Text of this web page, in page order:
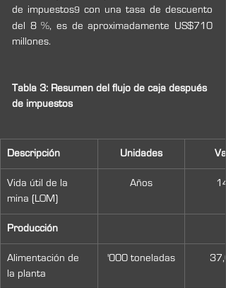
de impuestos9 con una tasa de descuento
del 8 %, es de aproximadamente US$710
millones.
Tabla 3: Resumen del flujo de caja después
de impuestos
Descripción Unidades
Vida útil de la
mina (LOM)
Años
Producción
Alimentación de
la planta
'000 toneladas